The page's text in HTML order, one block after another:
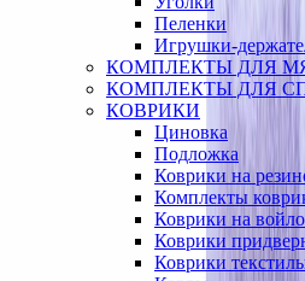
Пеленки
Игрушки-
КОМПЛЕКТЫ ДЛЯ
КОМПЛЕКТЫ ДЛЯ
КОВРИКИ
Циновка
Подложка
Коврики на
Комплекты
Коврики на
Коврики
Коврики